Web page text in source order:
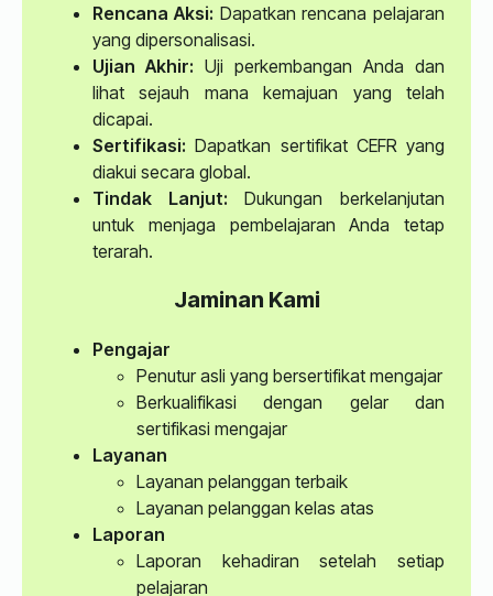
Rencana Aksi: Dapatkan rencana pelajaran
yang dipersonalisasi.
Ujian Akhir: Uji perkembangan Anda dan
lihat sejauh mana kemajuan yang telah
dicapai.
Sertifikasi: Dapatkan sertifikat CEFR yang
diakui secara global.
Tindak Lanjut: Dukungan berkelanjutan
untuk menjaga pembelajaran Anda tetap
terarah.
Jaminan Kami
Pengajar
Penutur asli yang bersertifikat mengajar
Berkualifikasi dengan gelar dan
sertifikasi mengajar
Layanan
Layanan pelanggan terbaik
Layanan pelanggan kelas atas
Laporan
Laporan kehadiran setelah setiap
pelajaran